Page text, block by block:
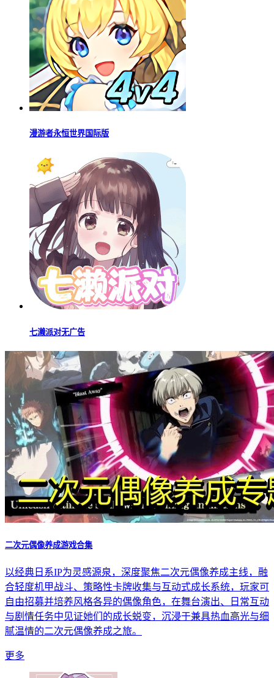
漫游者永恒世界国际版
七濑派对无广告
二次元偶像养成游戏合集
以经典日系IP为灵感源泉，深度聚焦二次元偶像养成主线，融
合轻度机甲战斗、策略性卡牌收集与互动式成长系统，玩家可
自由招募并培养风格各异的偶像角色，在舞台演出、日常互动
与剧情任务中见证她们的成长蜕变，沉浸于兼具热血高光与细
腻温情的二次元偶像养成之旅。
更多